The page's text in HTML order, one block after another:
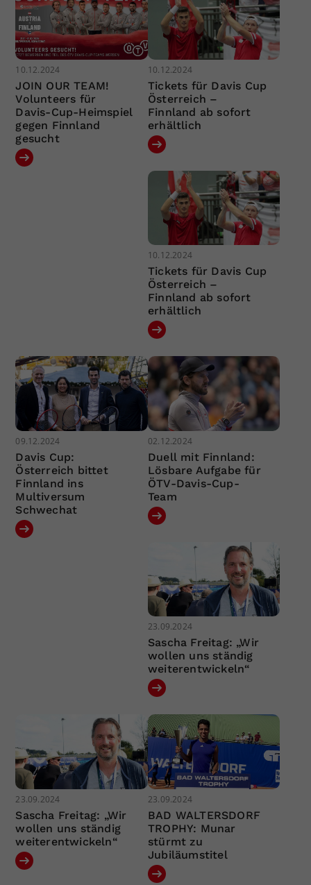
10.12.2024
JOIN OUR TEAM!
Volunteers für
Davis-Cup-Heimspiel
gegen Finnland
gesucht
10.12.2024
Tickets für Davis Cup
Österreich –
Finnland ab sofort
erhältlich
10.12.2024
Tickets für Davis Cup
Österreich –
Finnland ab sofort
erhältlich
09.12.2024
Davis Cup:
Österreich bittet
Finnland ins
Multiversum
Schwechat
02.12.2024
Duell mit Finnland:
Lösbare Aufgabe für
ÖTV-Davis-Cup-
Team
23.09.2024
Sascha Freitag: „Wir
wollen uns ständig
weiterentwickeln“
23.09.2024
Sascha Freitag: „Wir
wollen uns ständig
weiterentwickeln“
23.09.2024
BAD WALTERSDORF
TROPHY: Munar
stürmt zu
Jubiläumstitel